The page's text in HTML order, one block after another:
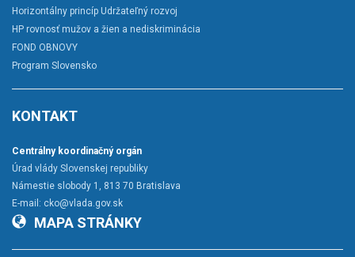
Horizontálny princíp Udržateľný rozvoj
HP rovnosť mužov a žien a nediskriminácia
FOND OBNOVY
Program Slovensko
KONTAKT
Centrálny koordinačný orgán
Úrad vlády Slovenskej republiky
Námestie slobody 1, 813 70 Bratislava
E-mail: cko@vlada.gov.sk
MAPA STRÁNKY